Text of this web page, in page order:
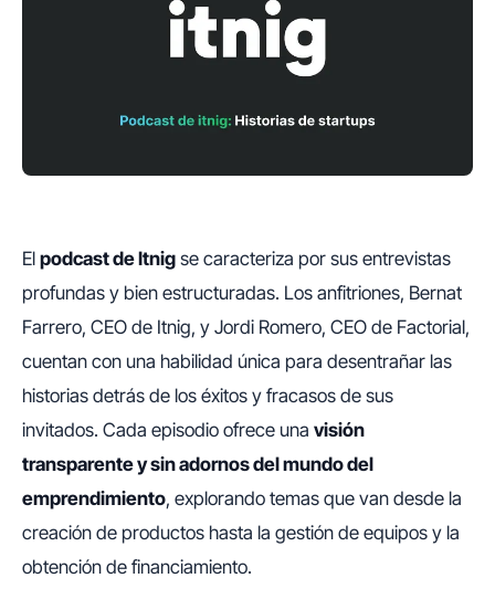
El podcast de Itnig se caracteriza por sus entrevistas
profundas y bien estructuradas. Los anfitriones, Bernat
Farrero, CEO de Itnig, y Jordi Romero, CEO de Factorial,
cuentan con una habilidad única para desentrañar las
historias detrás de los éxitos y fracasos de sus
invitados. Cada episodio ofrece una visión
transparente y sin adornos del mundo del
emprendimiento, explorando temas que van desde la
creación de productos hasta la gestión de equipos y la
obtención de financiamiento.